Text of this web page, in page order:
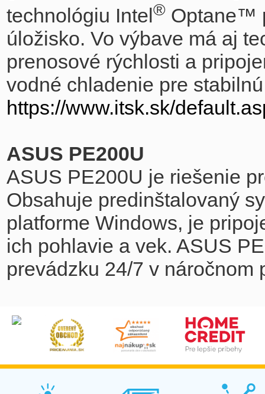
technológiu Intel ® Optane™
úložisko. Vo výbave má aj
prenosové rýchlosti a
vodné chladenie pre
https://www.itsk.sk/
ASUS PE200U
ASUS PE200U je riešenie
Obsahuje predinštalovaný
platforme Windows, je
ich pohlavie a vek. ASUS
prevádzku 24/7 v náročnom